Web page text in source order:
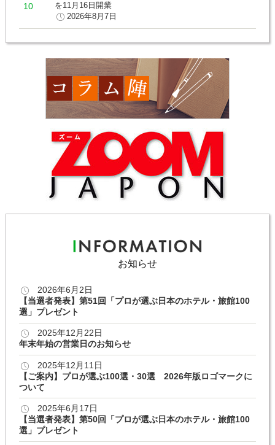
を11月16日開業
2026年8月7日
お知らせ
2026年6月2日
【当選者発表】第51回「プロが選ぶ日本のホテル・旅館100
選」プレゼント
2025年12月22日
年末年始の営業日のお知らせ
2025年12月11日
【ご案内】プロが選ぶ100選・30選 2026年版ロゴマークに
ついて
2025年6月17日
【当選者発表】第50回「プロが選ぶ日本のホテル・旅館100
選」プレゼント